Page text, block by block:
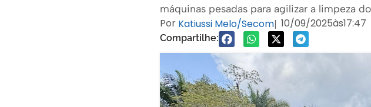
máquinas pesadas para agilizar a limpeza
Por Katiussi Melo/Secom| 10/09/2025às17:47
Compartilhe: